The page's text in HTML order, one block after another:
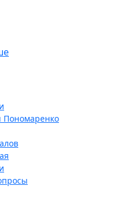
Пономаренко